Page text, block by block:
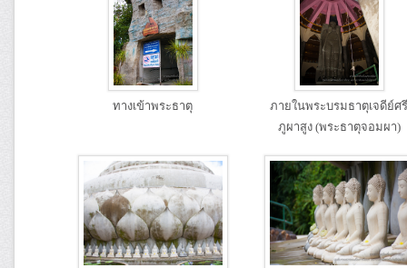
ทางเข้าพระธาตุ
ภายในพระบรมธาตุเจดีย์ศ
ภูผาสูง (พระธาตุจอมผา)